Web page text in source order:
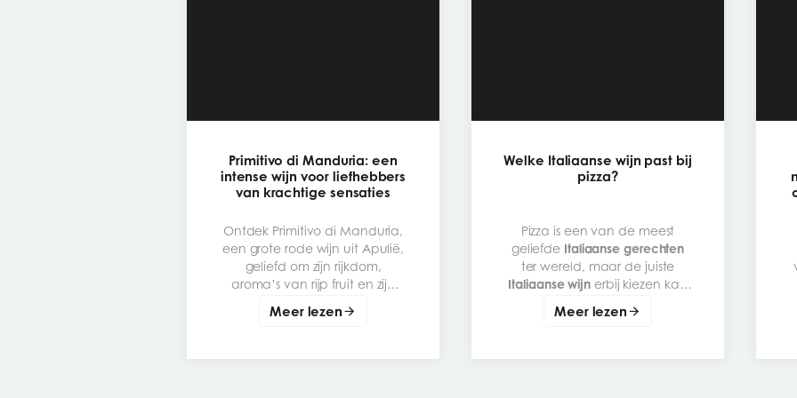
Primitivo di Manduria: een
intense wijn voor liefhebbers
van krachtige sensaties
Ontdek Primitivo di Manduria,
een grote rode wijn uit Apulië,
geliefd om zijn rijkdom,
aroma’s van rijp fruit en zijn
emblematische druivensoort
proeven en perfect te
Meer lezen
Welke Italiaanse wijn past bij
pizza?
Pizza is een van de meest
geliefde Italiaanse gerechten
ter wereld, maar de juiste
Italiaanse wijn erbij kiezen kan
omtoveren tot een echte
wijn-pizza combinatiehangt
Meer lezen